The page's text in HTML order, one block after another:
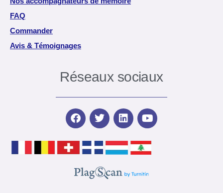
FAQ
Commander
Avis & Témoignages
Réseaux sociaux
F
a
e
b
o
T
w
t
t
r
L
i
k
e
i
Y
o
t
u
e